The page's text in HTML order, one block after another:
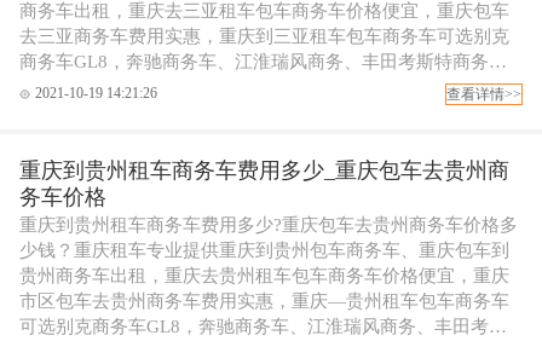
商务车出租，重庆去三亚租车包车商务车价格便宜，重庆包车
去三亚商务车费用实惠，重庆到三亚租车包车商务车可选别克
商务车GL8，奔驰商务车、江淮瑞风商务、丰田考斯特商务包
车等，可配专职代驾司机，欢迎拨打重庆租车电话订车！
2021-10-19 14:21:26 查看详情>>
重庆到贵州租车商务车费用多少_重庆包车去贵州商
务车价格
重庆到贵州租车商务车费用多少?重庆包车去贵州商务车价格多
少钱？重庆租车专业提供重庆到贵州包车商务车、重庆包车到
贵州商务车出租，重庆去贵州租车包车商务车价格便宜，重庆
市区包车去贵州商务车费用实惠，重庆—贵州租车包车商务车
可选别克商务车GL8，奔驰商务车、江淮瑞风商务、丰田考斯